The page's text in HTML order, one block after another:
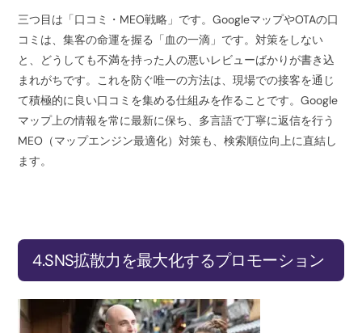
三つ目は「口コミ・MEO戦略」です。GoogleマップやOTAの口
コミは、集客の命運を握る「血の一滴」です。対策をしない
と、どうしても不満を持った人の悪いレビューばかりが書き込
まれがちです。これを防ぐ唯一の方法は、現場での接客を通じ
て積極的に良い口コミを集める仕組みを作ることです。Google
マップ上の情報を常に最新に保ち、多言語で丁寧に返信を行う
MEO（マップエンジン最適化）対策も、検索順位向上に直結し
ます。
4.SNS拡散力を最大化するプロモーション